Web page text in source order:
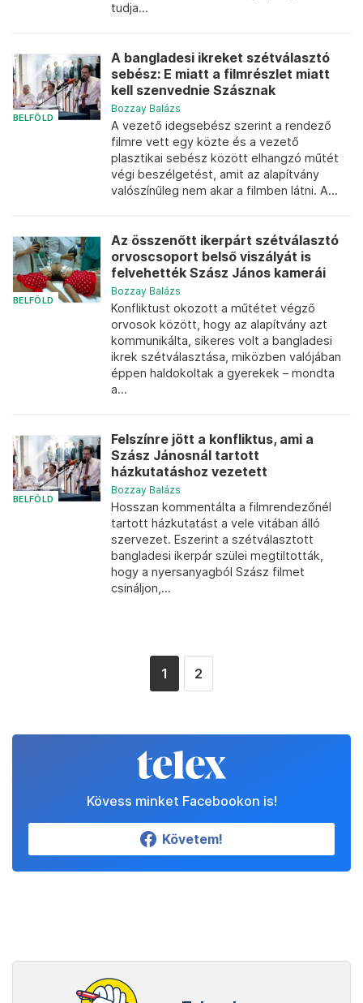
tudja...
BELFÖLD
A bangladesi ikreket szétválasztó
sebész: E miatt a filmrészlet miatt
kell szenvednie Szásznak
Bozzay Balázs
A vezető idegsebész szerint a rendező
filmre vett egy közte és a vezető
plasztikai sebész között elhangzó műtét
végi beszélgetést, amit az alapítvány
valószínűleg nem akar a filmben látni. A...
BELFÖLD
Az összenőtt ikerpárt szétválasztó
orvoscsoport belső viszályát is
felvehették Szász János kamerái
Bozzay Balázs
Konfliktust okozott a műtétet végző
orvosok között, hogy az alapítvány azt
kommunikálta, sikeres volt a bangladesi
ikrek szétválasztása, miközben valójában
éppen haldokoltak a gyerekek – mondta
a...
BELFÖLD
Felszínre jött a konfliktus, ami a
Szász Jánosnál tartott
házkutatáshoz vezetett
Bozzay Balázs
Hosszan kommentálta a filmrendezőnél
tartott házkutatást a vele vitában álló
szervezet. Eszerint a szétválasztott
bangladesi ikerpár szülei megtiltották,
hogy a nyersanyagból Szász filmet
csináljon,...
1 2
Kövess minket Facebookon is!
Követem!